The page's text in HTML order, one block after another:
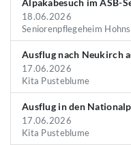
Alpakabesuch im ASB-
18.06.2026
Seniorenpflegeheim
Ausflug nach Neukirch
17.06.2026
Kita Pusteblume
Ausflug in den
17.06.2026
Kita Pusteblume